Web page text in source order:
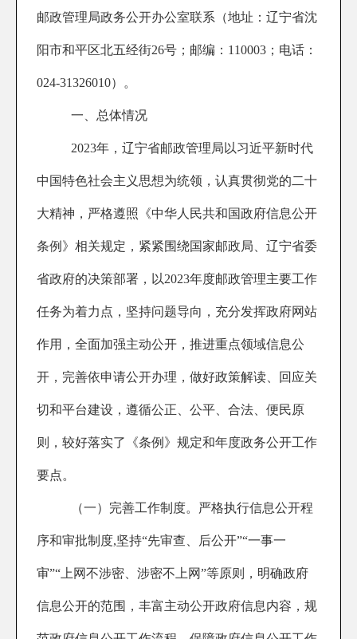
邮政管理局政务公开办公室联系（地址：辽宁省沈
阳市和平区北五经街26号；邮编：110003；电话：
024-31326010）。
一、总体情况
2023年，辽宁省邮政管理局以习近平新时代
中国特色社会主义思想为统领，认真贯彻党的二十
大精神，严格遵照《中华人民共和国政府信息公开
条例》相关规定，紧紧围绕国家邮政局、辽宁省委
省政府的决策部署，以2023年度邮政管理主要工作
任务为着力点，坚持问题导向，充分发挥政府网站
作用，全面加强主动公开，推进重点领域信息公
开，完善依申请公开办理，做好政策解读、回应关
切和平台建设，遵循公正、公平、合法、便民原
则，较好落实了《条例》规定和年度政务公开工作
要点。
（一）完善工作制度。 严格执行信息公开程
序和审批制度,坚持“先审查、后公开”“一事一
审”“上网不涉密、涉密不上网”等原则，明确政府
信息公开的范围，丰富主动公开政府信息内容，规